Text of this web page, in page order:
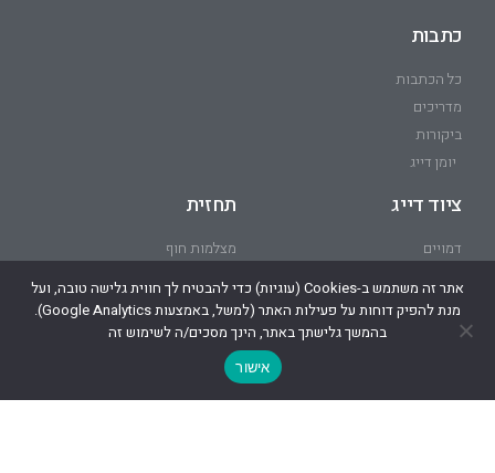
כתבות
כל הכתבות
מדריכים
ביקורות
יומן דייג
ציוד דייג
דמויים
רולרים
תחזית
מצלמות חוף
אתר זה משתמש ב-Cookies (עוגיות) כדי להבטיח לך חווית גלישה טובה, ועל
מנת להפיק דוחות על פעילות האתר (למשל, באמצעות Google Analytics).
בהמשך גלישתך באתר, הינך מסכים/ה לשימוש זה
אישור